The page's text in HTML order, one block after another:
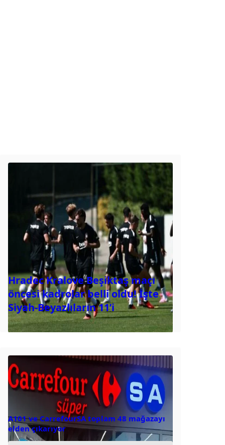
Hradec Kralove Beşiktaş maçı
öncesi kadrolar belli oldu! İşte
Siyah-Beyazlıların 11’i
A101 ve CarrefourSA toplam 48 mağazayı
elden çıkarıyor